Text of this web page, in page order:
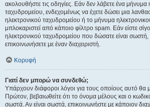
ακολουθήστε τις οδηγίες. Εάν δεν λάβετε ένα μήνυμα
ταχυδρομείου, ενδεχομένως να έχετε δώσει μια
ηλεκτρονικού ταχυδρομείου ή το μήνυμα
μπλοκαριστεί από κάποιο φίλτρο spam. Εάν είστε
ηλεκτρονικού ταχυδρομείου που δώσατε είναι
επικοινωνήσετε με έναν διαχειριστή.
Κορυφή
Γιατί δεν μπορώ να συνδεθώ;
Υπάρχουν διάφοροι λόγοι για τους οποίους αυτό θα
Πρώτον, βεβαιωθείτε ότι το όνομα μέλους και ο
σωστά. Αν είναι σωστά, επικοινωνήστε με κάποιον